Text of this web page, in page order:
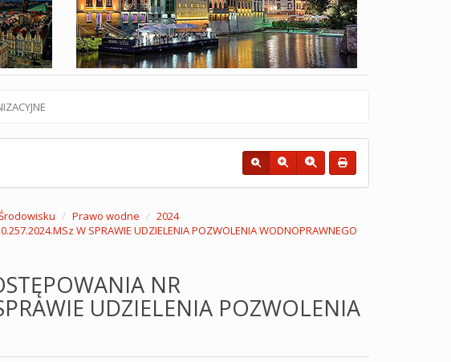
Prawo wodne
2024
W SPRAWIE UDZIELENIA POZWOLENIA WODNOPRAWNEGO
NR
UDZIELENIA POZWOLENIA